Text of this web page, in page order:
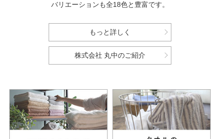
バリエーションも全18色と豊富です。
もっと詳しく
株式会社 丸中のご紹介